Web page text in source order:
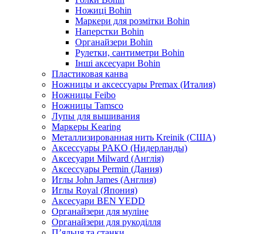
Ножиці Bohin
Маркери для розмітки Bohin
Наперстки Bohin
Органайзери Bohin
Рулетки, сантиметри Bohin
Інші аксесуари Bohin
Пластиковая канва
Ножницы и аксессуары Premax (Италия)
Ножницы Feibo
Ножницы Tamsco
Лупы для вышивания
Маркеры Kearing
Металлизированная нить Kreinik (США)
Аксессуары PAKO (Нидерланды)
Аксесуари Milward (Англія)
Аксессуары Permin (Дания)
Иглы John James (Англия)
Иглы Royal (Япония)
Аксесуари BEN YEDD
Органайзери для муліне
Органайзери для рукоділля